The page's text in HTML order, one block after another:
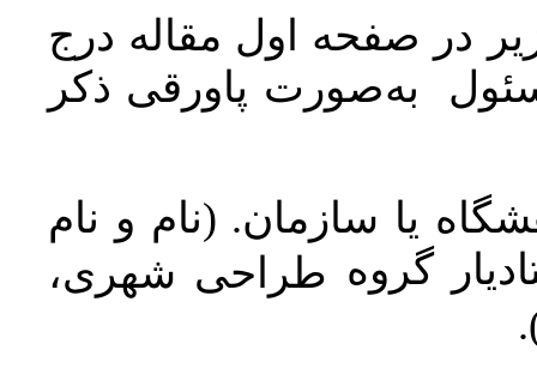
در صفحه اول مقاله درج
به‌صورت پاورقی ذکر
یا سازمان. (نام و نام
گروه طراحی شهری،